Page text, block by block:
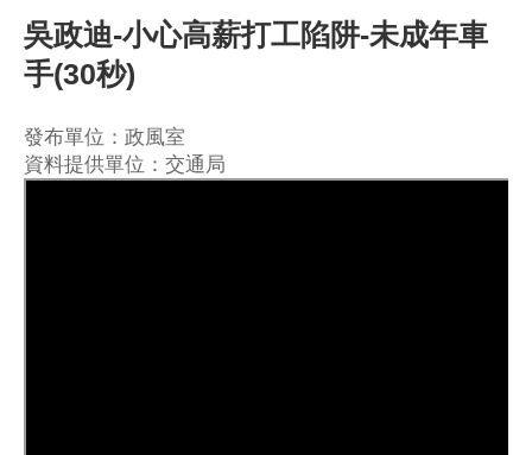
吳政迪-小心高薪打工陷阱-未成年車
手(30秒)
發布單位：政風室
資料提供單位：交通局